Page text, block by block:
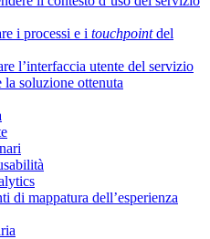
i processi e i touchpointdel
l’interfaccia utente del servizio
soluzione ottenuta
di mappatura dell’esperienza